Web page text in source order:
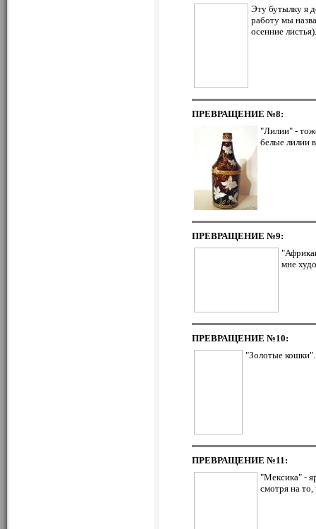
Эту бутылку я
работу мы
осенние листья).
ПРЕВРАЩЕНИЕ №8:
"Лилии" -
белые лилии
ПРЕВРАЩЕНИЕ №9:
мне
ПРЕВРАЩЕНИЕ №10:
"Золотые кошки".
ПРЕВРАЩЕНИЕ №11:
"Мексика" -
смотря на то,